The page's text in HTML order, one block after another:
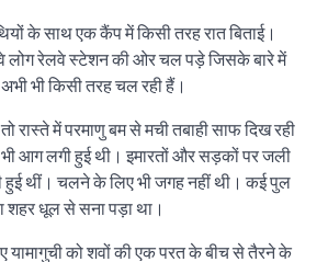
के साथ एक कैंप में किसी तरह रात बिताई।
लोग रेलवे स्टेशन की ओर चल पड़े जिसके बारे में
भी किसी तरह चल रही हैं।
रास्ते में परमाणु बम से मची तबाही साफ दिख रही
आग लगी हुई थी। इमारतों और सड़कों पर जली
हुई थीं। चलने के लिए भी जगह नहीं थी। कई पुल
शहर धूल से सना पड़ा था।
यामागुची को शवों की एक परत के बीच से तैरने के